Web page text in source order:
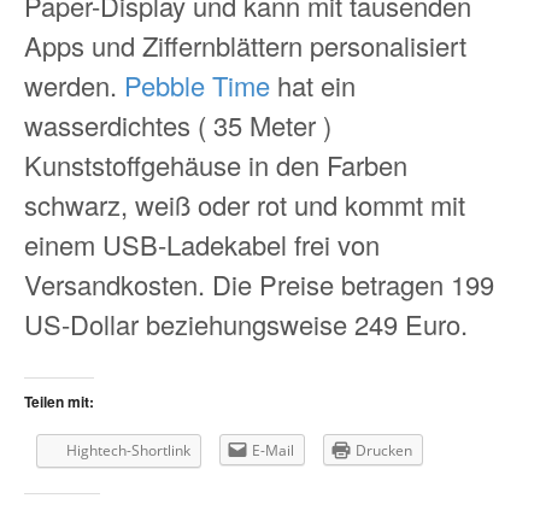
Apps und Ziffernblättern personalisiert
werden. Pebble Time hat ein
wasserdichtes ( 35 Meter )
Kunststoffgehäuse in den Farben
schwarz, weiß oder rot und kommt mit
einem USB-Ladekabel frei von
Versandkosten. Die Preise betragen 199
US-Dollar beziehungsweise 249 Euro.
Teilen mit:
Hightech-Shortlink E-Mail Drucken